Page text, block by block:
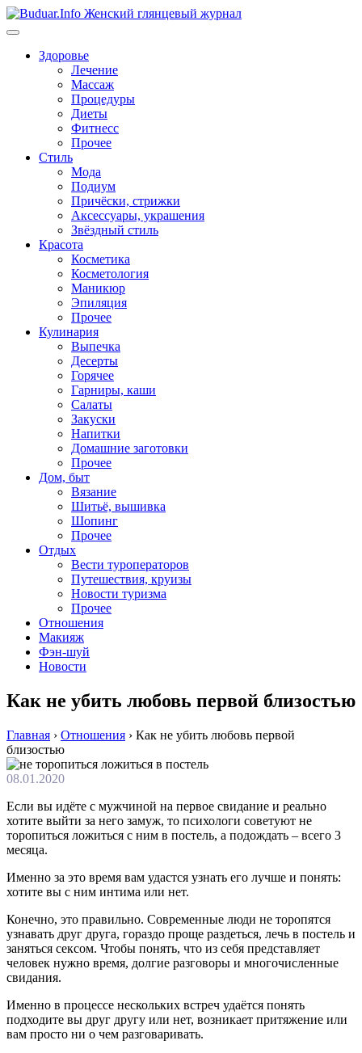
Перейти
к
Здоровье
Лечение
Массаж
Процедуры
Диеты
Фитнесс
Прочее
Стиль
Мода
Подиум
Причёски, стрижки
Аксессуары, украшения
Звёздный стиль
Красота
Косметика
Косметология
Маникюр
Эпиляция
Прочее
Кулинария
Выпечка
Десерты
Горячее
Гарниры, каши
Салаты
Закуски
Напитки
Домашние заготовки
Прочее
Дом, быт
Вязание
Шитьё, вышивка
Шопинг
Прочее
Отдых
Вести туроператоров
Путешествия, круизы
Новости туризма
Прочее
Отношения
Макияж
Фэн-шуй
Новости
Как не убить любовь первой близостью
Главная › Отношения › Как не убить любовь первой
близостью
08.01.2020
Если вы идёте с мужчиной на первое свидание и реально
хотите выйти за него замуж, то психологи советуют не
торопиться ложиться с ним в постель, а подождать – всего 3
месяца.
Именно за это время вам удастся узнать его лучше и понять:
хотите вы с ним интима или нет.
Конечно, это правильно. Современные люди не торопятся
узнавать друг друга, гораздо проще раздеться, лечь в постель и
заняться сексом. Чтобы понять, что из себя представляет
человек нужно время, долгие разговоры и многочисленные
свидания.
Именно в процессе нескольких встреч удаётся понять
подходите вы друг другу или нет, возникает притяжение или
вам просто ни о чем разговаривать.